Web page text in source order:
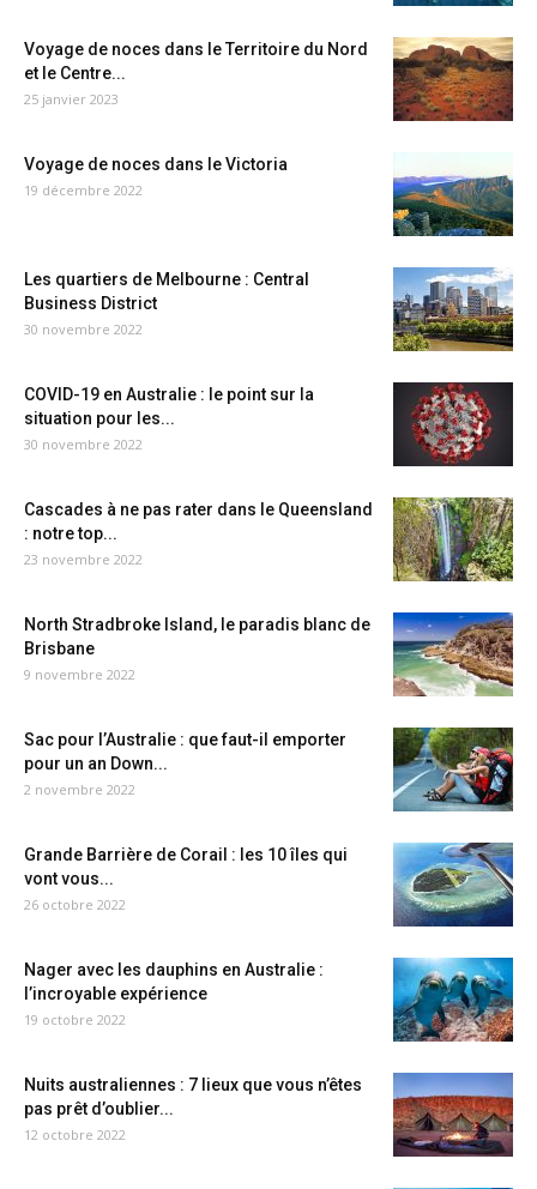
Voyage de noces dans le Territoire du Nord
et le Centre...
25 janvier 2023
Voyage de noces dans le Victoria
19 décembre 2022
Les quartiers de Melbourne : Central
Business District
30 novembre 2022
COVID-19 en Australie : le point sur la
situation pour les...
30 novembre 2022
Cascades à ne pas rater dans le Queensland
: notre top...
23 novembre 2022
North Stradbroke Island, le paradis blanc de
Brisbane
9 novembre 2022
Sac pour l’Australie : que faut-il emporter
pour un an Down...
2 novembre 2022
Grande Barrière de Corail : les 10 îles qui
vont vous...
26 octobre 2022
Nager avec les dauphins en Australie :
l’incroyable expérience
19 octobre 2022
Nuits australiennes : 7 lieux que vous n’êtes
pas prêt d’oublier...
12 octobre 2022